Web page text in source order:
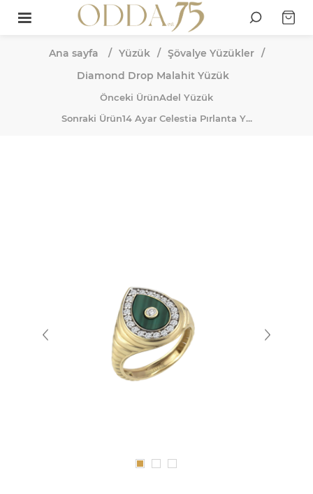
Ana sayfa / Yüzük / Şövalye Yüzükler /
Diamond Drop Malahit Yüzük
Önceki ÜrünAdel Yüzük
Sonraki Ürün14 Ayar Celestia Pırlanta Y...